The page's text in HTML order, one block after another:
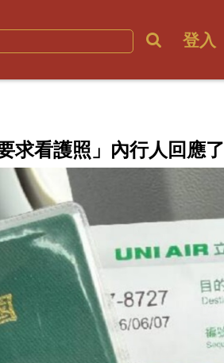
登入
求看護照」內行人回應了